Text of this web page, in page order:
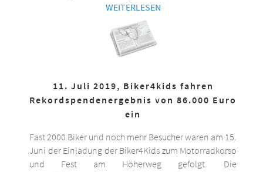
WEITERLESEN
11. Juli 2019, Biker4kids fahren
Rekordspendenergebnis von 86.000 Euro
ein
Fast 2000 Biker und noch mehr Besucher waren am 15.
Juni der Einladung der Biker4Kids zum Motorradkorso
und Fest am Höherweg gefolgt. Die